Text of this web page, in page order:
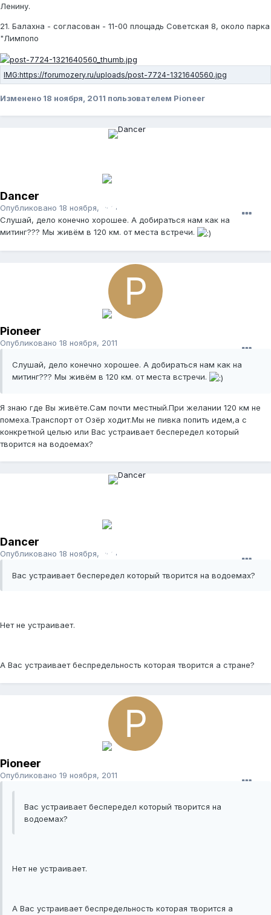
Ленину.
21. Балахна - согласован - 11-00 площадь Советская 8, около парка
"Лимпопо
Изменено 18 ноября, 2011 пользователем Pioneer
Dancer
Опубликовано 18 ноября, 2011
Слушай, дело конечно хорошее. А добираться нам как на
митинг??? Мы живём в 120 км. от места встречи.
Pioneer
Опубликовано 18 ноября, 2011
Слушай, дело конечно хорошее. А добираться нам как на
митинг??? Мы живём в 120 км. от места встречи.
Я знаю где Вы живёте.Сам почти местный.При желании 120 км не
помеха.Транспорт от Озёр ходит.Мы не пивка попить идем,а с
конкретной целью или Вас устраивает беспередел который
творится на водоемах?
Dancer
Опубликовано 18 ноября, 2011
Вас устраивает беспередел который творится на водоемах?
Нет не устраивает.
А Вас устраивает беспредельность которая творится а стране?
Pioneer
Опубликовано 19 ноября, 2011
Вас устраивает беспередел который творится на
водоемах?
Нет не устраивает.
А Вас устраивает беспредельность которая творится а